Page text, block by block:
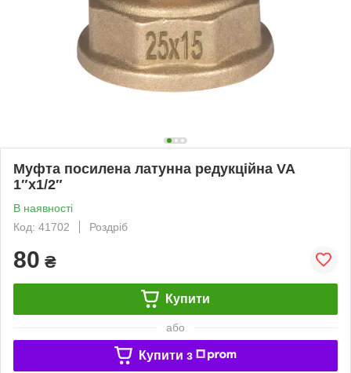
Муфта посилена латунна редукційна VA
1″х1/2″
В наявності
Код: 41702
Роздріб
80 ₴
Купити
або
Купити з